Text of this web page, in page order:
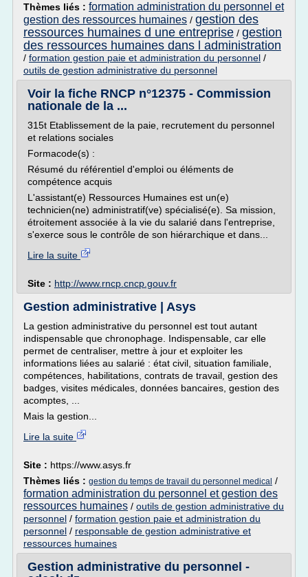
Thèmes liés : formation administration du personnel et
gestion des ressources humaines / gestion des
ressources humaines d une entreprise / gestion
des ressources humaines dans l administration
/ formation gestion paie et administration du personnel /
outils de gestion administrative du personnel
Voir la fiche RNCP n°12375 - Commission
nationale de la ...
315t Etablissement de la paie, recrutement du personnel
et relations sociales
Formacode(s) :
Résumé du référentiel d'emploi ou éléments de
compétence acquis
L'assistant(e) Ressources Humaines est un(e)
technicien(ne) administratif(ve) spécialisé(e). Sa mission,
étroitement associée à la vie du salarié dans l'entreprise,
s'exerce sous le contrôle de son hiérarchique et dans...
Lire la suite
Site : http://www.rncp.cncp.gouv.fr
Gestion administrative | Asys
La gestion administrative du personnel est tout autant
indispensable que chronophage. Indispensable, car elle
permet de centraliser, mettre à jour et exploiter les
informations liées au salarié : état civil, situation familiale,
compétences, habilitations, contrats de travail, gestion des
badges, visites médicales, données bancaires, gestion des
acomptes, ...
Mais la gestion...
Lire la suite
Site : https://www.asys.fr
Thèmes liés : gestion du temps de travail du personnel medical /
formation administration du personnel et gestion des
ressources humaines / outils de gestion administrative du
personnel / formation gestion paie et administration du
personnel / responsable de gestion administrative et
ressources humaines
Gestion administrative du personnel -